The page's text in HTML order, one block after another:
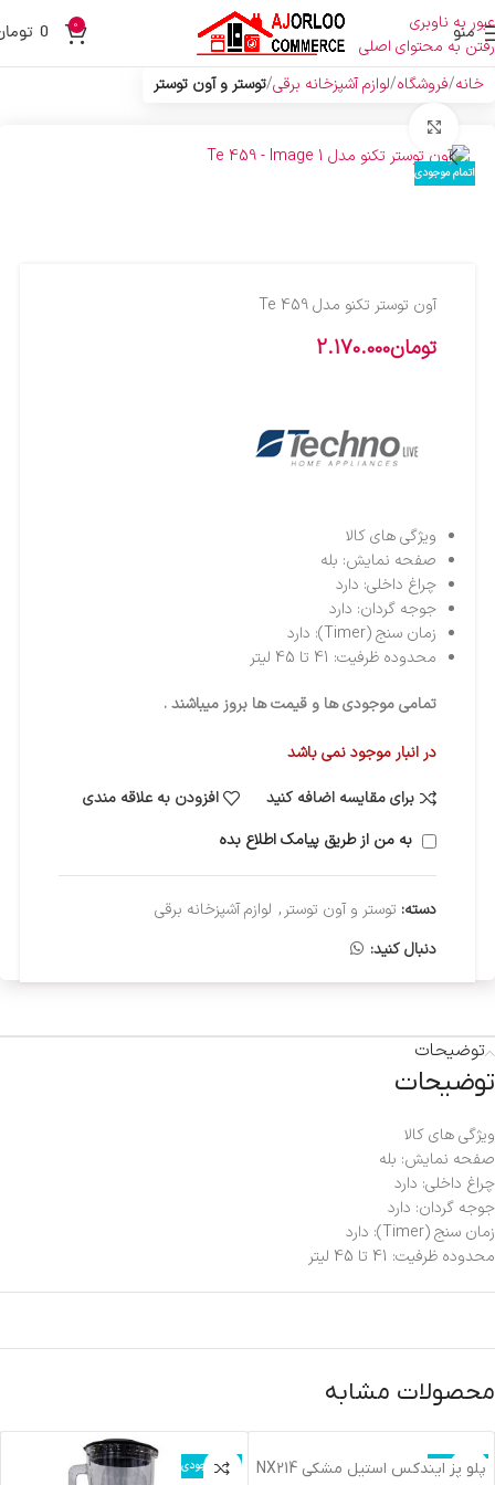
عبور به ناوبری
رفتن به محتوای اصلی
منو 0
0
خانه فروشگاه لوازم آشپزخانه برقی توستر و آون توستر
اتمام موجودی
آون توستر تکنو مدل Te 459
تومان2.170.000
ویژگی های کالا
صفحه نمایش: بله
چراغ داخلی: دارد
جوجه گردان: دارد
زمان سنج (Timer): دارد
محدوده ظرفیت: 41 تا 45 لیتر
تمامی موجودی ها و قیمت ها بروز میباشند .
در انبار موجود نمی باشد
برای مقایسه اضافه کنید
افزودن به علاقه مندی
به من از طریق پیامک اطلاع بده
دسته: توستر و آون توستر , لوازم آشپزخانه برقی
دنبال کنید:
توضیحات
توضیحات
ویژگی های کالا
صفحه نمایش: بله
چراغ داخلی: دارد
جوجه گردان: دارد
زمان سنج (Timer): دارد
محدوده ظرفیت: 41 تا 45 لیتر
محصولات مشابه
اتمام موجودی
پلو پز ايندکس استيل مشکي NX214 اتمام موجودی